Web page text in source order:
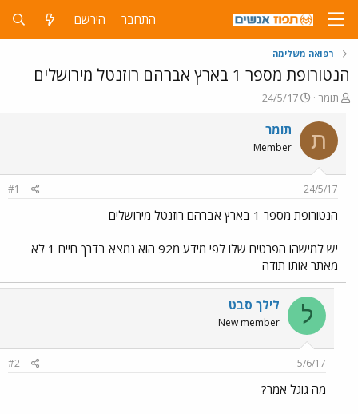
התחבר הירשם
רפואה משלימה
הנטורופת מספר 1 בארץ אברהם רוזנטל מירושלים
פ
ו
ת
ח
ה
ש
א
תומר
פ
ו
ר
24/5/17
ת תומר
Member
24/5/17
#1
הנטורופת מספר 1 בארץ אברהם רוזנטל מירושלים
יש למישהו הפרטים שלו לפי מידע מ92 הוא נמצא בדרך חיים 1 לא
מאתר אותו תודה
ל לילך סבט
New member
5/6/17
#2
מה גוגל אמר?